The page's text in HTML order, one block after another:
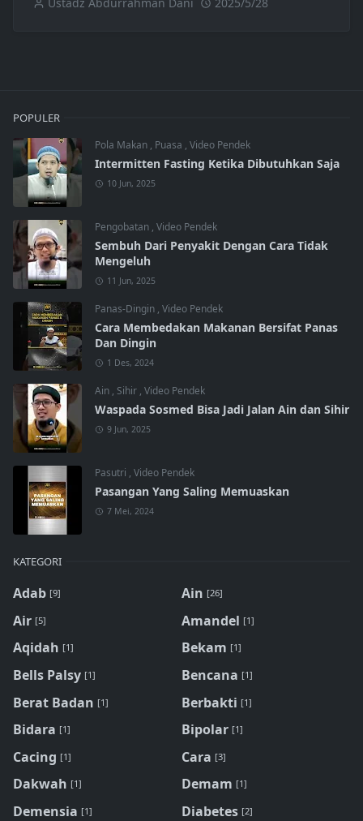
POPULER
Pola Makan , Puasa , Video Pendek
Intermitten Fasting Ketika Dibutuhkan Saja
10 Jun, 2025
Pengobatan , Video Pendek
Sembuh Dari Penyakit Dengan Cara Tidak
Mengeluh
11 Jun, 2025
Panas-Dingin , Video Pendek
Cara Membedakan Makanan Bersifat Panas
Dan Dingin
1 Des, 2024
Ain , Sihir , Video Pendek
Waspada Sosmed Bisa Jadi Jalan Ain dan Sihir
9 Jun, 2025
Pasutri , Video Pendek
Pasangan Yang Saling Memuaskan
7 Mei, 2024
KATEGORI
Adab [9] Ain [26]
Air [5] Amandel [1]
Aqidah [1] Bekam [1]
Bells Palsy [1] Bencana [1]
Berat Badan [1] Berbakti [1]
Bidara [1] Bipolar [1]
Cacing [1] Cara [3]
Dakwah [1] Demam [1]
Demensia [1] Diabetes [2]